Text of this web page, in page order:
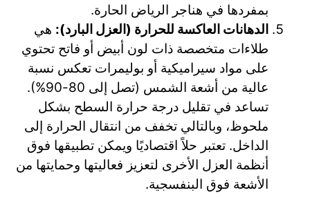
بمفردها في هناجر الرياض الحارة.
الدهانات العاكسة للحرارة (العزل البارد): هي
طلاءات متخصصة ذات لون أبيض أو فاتح تحتوي
على مواد سيراميكية أو بوليمرات تعكس نسبة
عالية من أشعة الشمس (تصل إلى 80-90%).
تساعد في تقليل درجة حرارة السطح بشكل
ملحوظ، وبالتالي تخفف من انتقال الحرارة إلى
الداخل. تعتبر حلاً اقتصاديًا ويمكن تطبيقها فوق
أنظمة العزل الأخرى لتعزيز فعاليتها وحمايتها من
الأشعة فوق البنفسجية.